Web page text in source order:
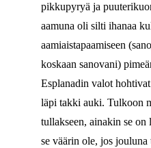
pikkupyryä ja
aamuna oli silti ihanaa
aamiaistapaamiseen
koskaan sanovani)
Esplanadin valot
läpi takki auki. Tulkoon
tullakseen, ainakin se on
se väärin ole, jos jouluna